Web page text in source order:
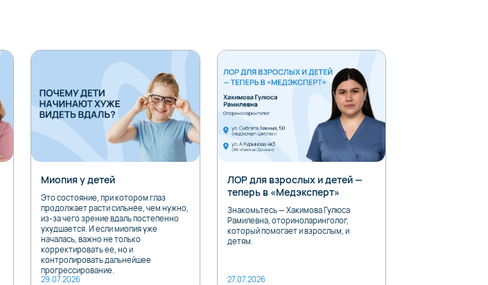
Миопия у детей
Это состояние, при котором глаз
продолжает расти сильнее, чем нужно,
из-за чего зрение вдаль постепенно
ухудшается. И если миопия уже
началась, важно не только
корректировать ее, но и
контролировать дальнейшее
прогрессирование.
29.07.2026
ЛОР для взрослых и детей —
теперь в «Медэксперт»
Знакомьтесь — Хакимова Гулюса
Рамилевна, оториноларинголог,
который помогает и взрослым, и
детям.
27.07.2026